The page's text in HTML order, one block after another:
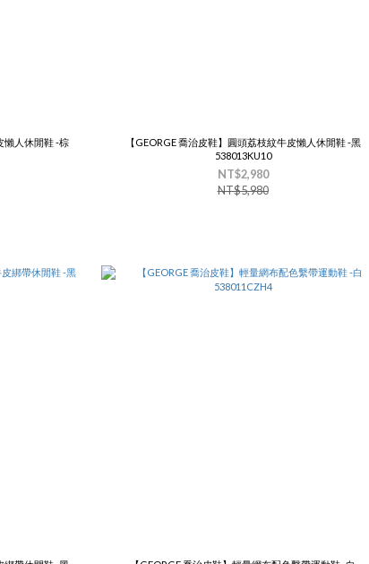
懶人休閒鞋 -棕
【GEORGE 喬治皮鞋】圓頭荔枝紋牛皮懶人休閒鞋 -黑
538013KU10
NT$2,980
NT$5,980